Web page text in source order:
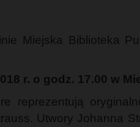
Miejska Biblioteka
r. o godz. 17.00 w
reprezentują
Utwory Johanna